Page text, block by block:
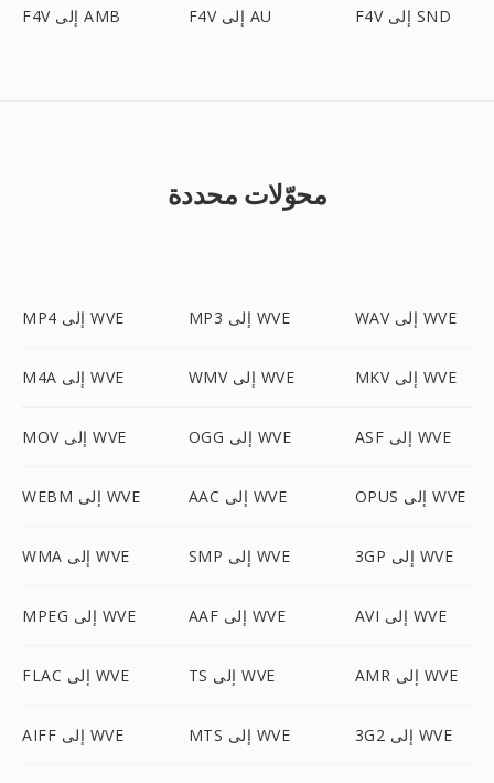
F4V إلى AMB F4V إلى AU F4V إلى SND
محوّلات محددة
MP4 إلى WVE MP3 إلى WVE WAV إلى WVE
M4A إلى WVE WMV إلى WVE MKV إلى WVE
MOV إلى WVE OGG إلى WVE ASF إلى WVE
WEBM إلى WVE AAC إلى WVE OPUS إلى WVE
WMA إلى WVE SMP إلى WVE 3GP إلى WVE
MPEG إلى WVE AAF إلى WVE AVI إلى WVE
FLAC إلى WVE TS إلى WVE AMR إلى WVE
AIFF إلى WVE MTS إلى WVE 3G2 إلى WVE